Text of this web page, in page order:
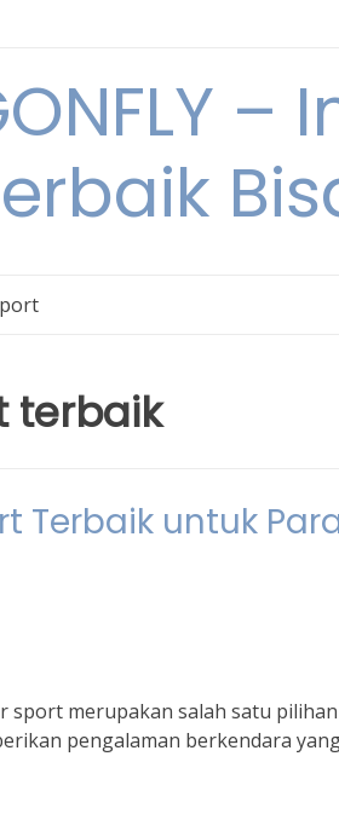
terbaik
Terbaik untuk
sport merupakan salah satu
pengalaman berkendara